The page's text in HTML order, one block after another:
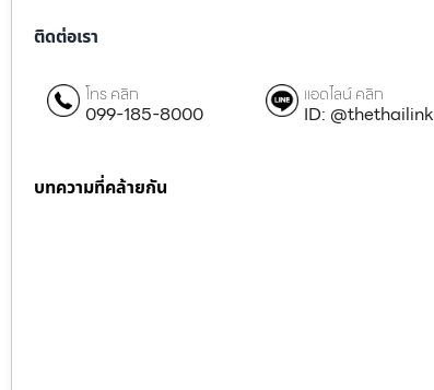
ติดต่อเรา
โทร คลิก
099-185-8000
แอดไลน์ คลิก
ID: @thethailink
บทความที่คล้ายกัน